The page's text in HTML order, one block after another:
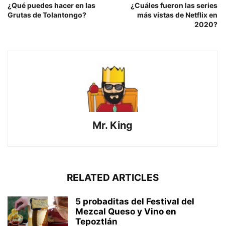
¿Qué puedes hacer en las
Grutas de Tolantongo?
¿Cuáles fueron las series
más vistas de Netflix en
2020?
Mr. King
RELATED ARTICLES
5 probaditas del Festival del
Mezcal Queso y Vino en
Tepoztlán